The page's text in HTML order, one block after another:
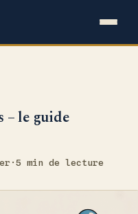
– le guide
·5 min de lecture